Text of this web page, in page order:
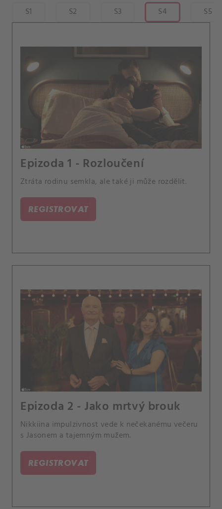
S1 S2 S3 S4 S5
Epizoda 1 - Rozloučení
Ztráta rodinu semkla, ale také ji může rozdělit.
REGISTROVAT
Epizoda 2 - Jako mrtvý brouk
Nikkiina impulzivnost vede k nečekanému večeru
s Jasonem a tajemným mužem.
REGISTROVAT